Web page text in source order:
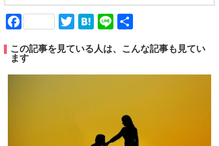
FacebookTwitter
Hatena
Line
この記事を見ている人は、こんな記事も見てい
ます